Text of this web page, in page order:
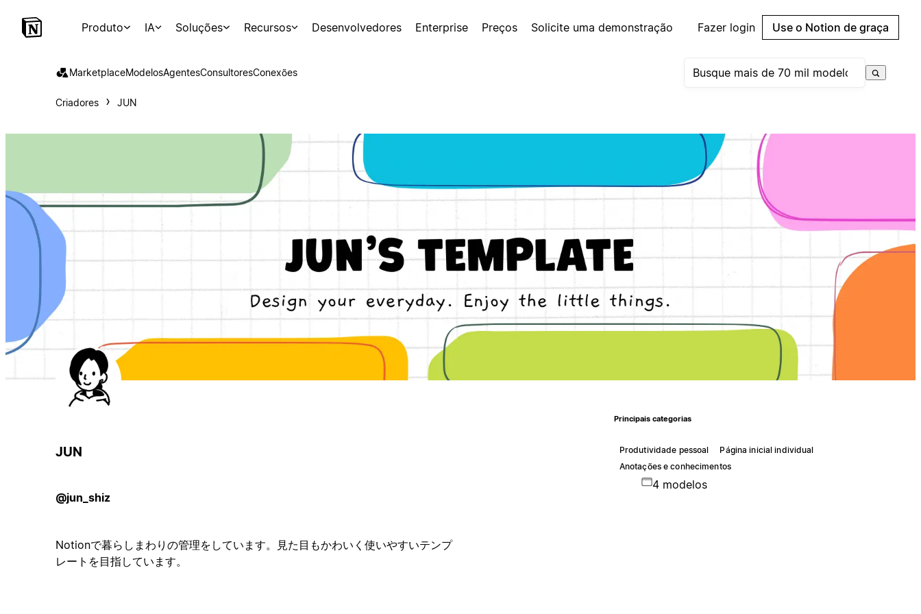
Produto IA Soluções Recursos Desenvolvedores Enterprise Preços Solicite uma demonstração Fazer login Use o Notion de graça
MarketplaceModelosAgentesConsultoresConexões
Criadores JUN
JUN
@jun_shiz
Notionで暮らしまわりの管理をしています。見た目もかわいく使いやすいテンプ
レートを目指しています。
Principais categorias
Produtividade pessoal
Página inicial individual
Anotações e conhecimentos
4 modelos